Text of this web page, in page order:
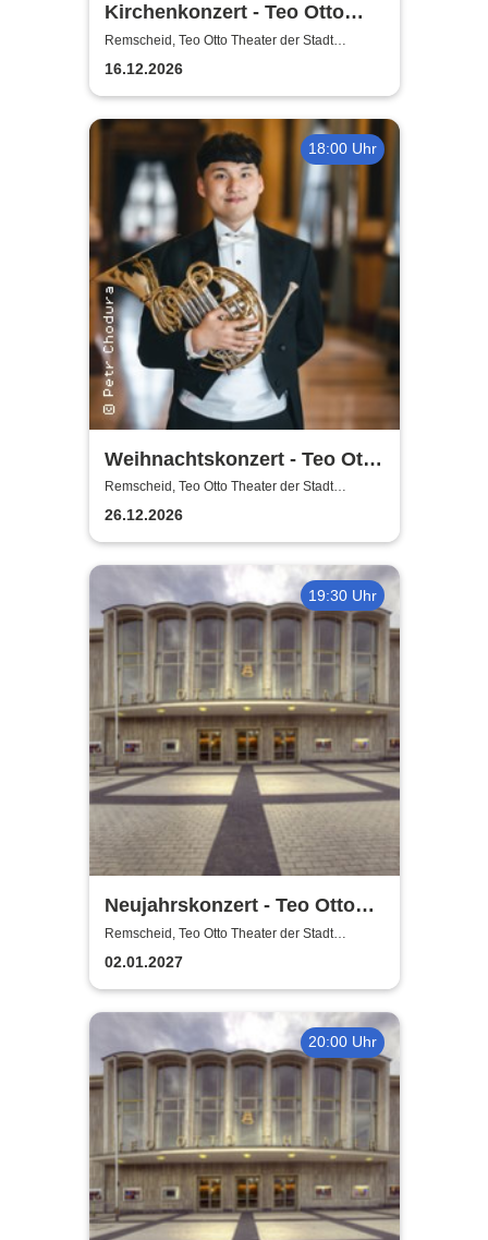
Kirchenkonzert - Teo Otto
Theater der Stadt Remscheid
Remscheid, Teo Otto Theater der Stadt
Remscheid
16.12.2026
18:00 Uhr
Weihnachtskonzert - Teo Otto
Theater der Stadt Remscheid
Remscheid, Teo Otto Theater der Stadt
Remscheid
26.12.2026
19:30 Uhr
Neujahrskonzert - Teo Otto
Theater der Stadt Remscheid
Remscheid, Teo Otto Theater der Stadt
Remscheid
02.01.2027
20:00 Uhr